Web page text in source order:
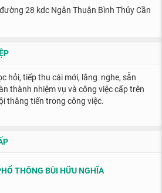
28 kdc Ngân Thuận Bình Thủy Cần
hỏi, tiếp thu cái mới, lắng nghe, sẵn
thành nhiệm vụ và công việc cấp trên
thăng tiến trong công việc.
THÔNG BÙI HỮU NGHĨA